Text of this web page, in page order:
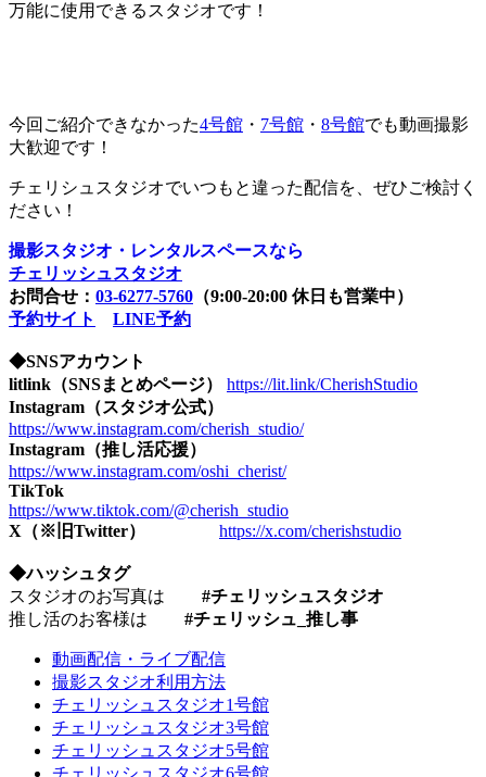
万能に使用できるスタジオです！
今回ご紹介できなかった4号館 ・ 7号館 ・ 8号館でも動画撮影
大歓迎です！
チェリシュスタジオでいつもと違った配信を、ぜひご検討く
ださい！
撮影スタジオ・レンタルスペースなら
チェリッシュスタジオ
お問合せ： 03-6277-5760 （9:00-20:00 休日も営業中）
予約サイト
LINE予約
◆SNSアカウント
litlink（SNSまとめページ）
https://lit.link/CherishStudio
Instagram（スタジオ公式）
https://www.instagram.com/cherish_studio/
Instagram（推し活応援）
https://www.instagram.com/oshi_cherist/
TikTok
https://www.tiktok.com/@cherish_studio
X（※旧Twitter）
https://x.com/cherishstudio
◆ハッシュタグ
スタジオのお写真は
#チェリッシュスタジオ
推し活のお客様は
#チェリッシュ_推し事
動画配信・ライブ配信
撮影スタジオ利用方法
チェリッシュスタジオ1号館
チェリッシュスタジオ3号館
チェリッシュスタジオ5号館
チェリッシュスタジオ6号館